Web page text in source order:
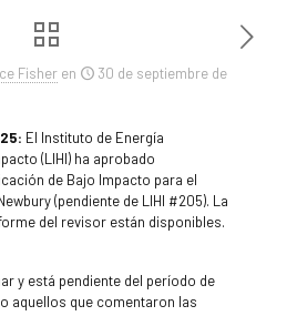
Fisher en
30 de septiembre de
El Instituto de Energía
(LIHI) ha aprobado
de Bajo Impacto para el
(pendiente de LIHI #205). La
del revisor están disponibles.
y está pendiente del período de
aquellos que comentaron las